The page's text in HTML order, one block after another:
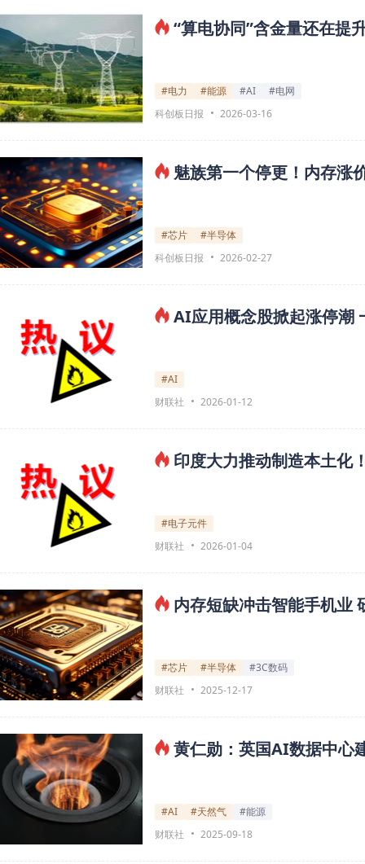
“算电协同”含金量还在提
#电力 #能源 #AI
#电网
科创板日报
2026-03-16
魅族第一个停更！内存涨
#芯片
#半导体
科创板日报
2026-02-27
AI应用概念股掀起涨停潮
#AI
财联社
2026-01-12
印度大力推动制造本土化
#电子元件
财联社
2026-01-04
内存短缺冲击智能手机业
#芯片 #半导体
#3C数码
财联社
2025-12-17
黄仁勋：英国AI数据中心
#AI #天然气
#能源
财联社
2025-09-18